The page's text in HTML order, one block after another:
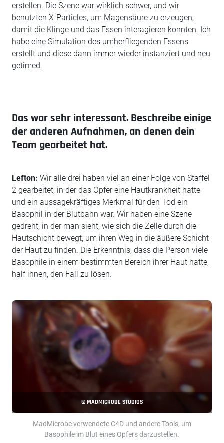
erstellen. Die Szene war wirklich schwer, und wir
benutzten X-Particles, um Magensäure zu erzeugen,
damit die Klinge und das Essen interagieren konnten. Ich
habe eine Simulation des umherfliegenden Essens
erstellt und diese dann immer wieder instanziert und neu
getimed.
Das war sehr interessant. Beschreibe einige
der anderen Aufnahmen, an denen dein
Team gearbeitet hat.
Lefton: Wir alle drei haben viel an einer Folge von Staffel
2 gearbeitet, in der das Opfer eine Hautkrankheit hatte
und ein aussagekräftiges Merkmal für den Tod ein
Basophil in der Blutbahn war. Wir haben eine Szene
gedreht, in der man sieht, wie sich die Zelle durch die
Hautschicht bewegt, um ihren Weg in die äußere Schicht
der Haut zu finden. Die Erkenntnis, dass die Person viele
Basophile in einem bestimmten Bereich ihrer Haut hatte,
half ihnen, den Fall zu lösen.
© MADMICROBE STUDIOS
MadMicrobe verwendete C4D und andere Tools, um
Basophile im Blut eines Opfers darzustellen.